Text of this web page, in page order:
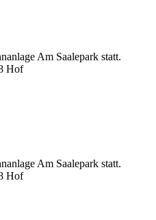
Am Saalepark statt.
Hof
Am Saalepark statt.
Hof